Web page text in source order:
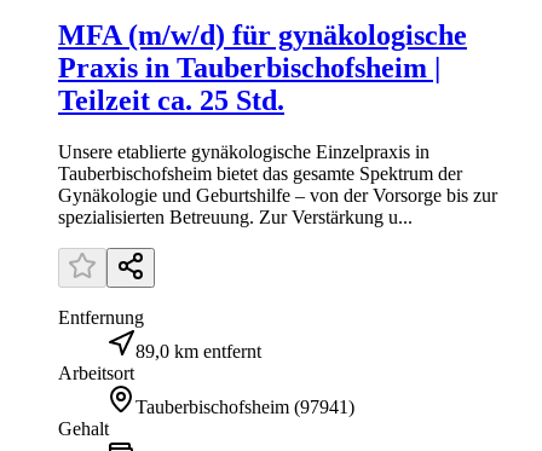
MFA (m/w/d) für gynäkologische
Praxis in Tauberbischofsheim |
Teilzeit ca. 25 Std.
Unsere etablierte gynäkologische Einzelpraxis in
Tauberbischofsheim bietet das gesamte Spektrum der
Gynäkologie und Geburtshilfe – von der Vorsorge bis zur
spezialisierten Betreuung. Zur Verstärkung u...
Entfernung
89,0 km entfernt
Arbeitsort
Tauberbischofsheim (97941)
Gehalt